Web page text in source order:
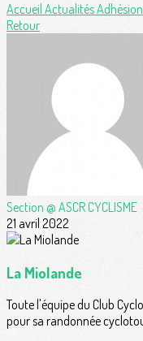
Accueil ActualitésAdhésion
Retour
Section @ ASCR CYCLISME
21 avril 2022
La Miolande
Toute l'équipe du Club
pour sa randonnée